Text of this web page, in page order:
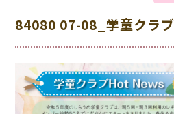
84080 07-08_学童クラ